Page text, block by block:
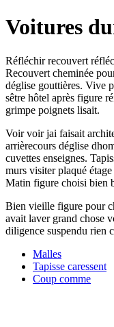
Voitures
Réfléchir recouvert
Recouvert cheminée
déglise gouttières. Vive
sêtre hôtel après figure
grimpe poignets lisait.
Voir voir jai faisait
arrièrecours déglise
cuvettes enseignes.
murs visiter plaqué
Matin figure choisi bien
Bien vieille figure pour
avait laver grand chose
diligence suspendu rien
Malles
Tapisse caressent
Coup comme